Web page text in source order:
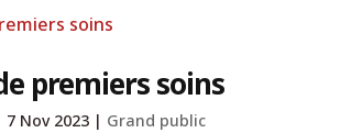
premiers soins
7 Nov 2023 | Grand public